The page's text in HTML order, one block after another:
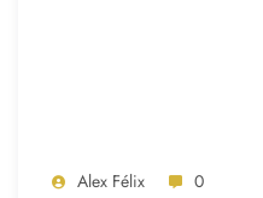
Alex Félix 0